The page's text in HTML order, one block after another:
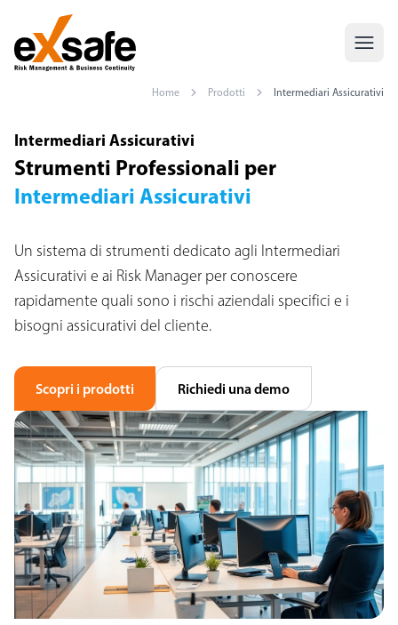
Home Prodotti Intermediari Assicurativi
Software per Intermediari Assicurativi — Analisi Rischi Aziendali
Intermediari Assicurativi
Strumenti Professionali per
Intermediari Assicurativi
Un sistema di strumenti dedicato agli Intermediari
Assicurativi e ai Risk Manager per conoscere
rapidamente quali sono i rischi aziendali specifici e i
bisogni assicurativi del cliente.
Scopri i prodotti Richiedi una demo